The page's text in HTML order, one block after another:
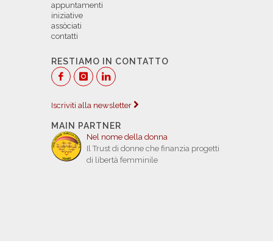
appuntamenti
iniziative
assòciati
contatti
RESTIAMO IN CONTATTO
Iscriviti alla newsletter
MAIN PARTNER
Nel nome della donna
Il Trust di donne che finanzia progetti
di libertà femminile